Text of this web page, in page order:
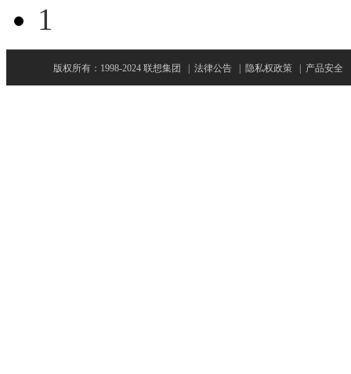
1
版权所有：1998-2024 联想集团 法律公告 隐私权政策 产品安全